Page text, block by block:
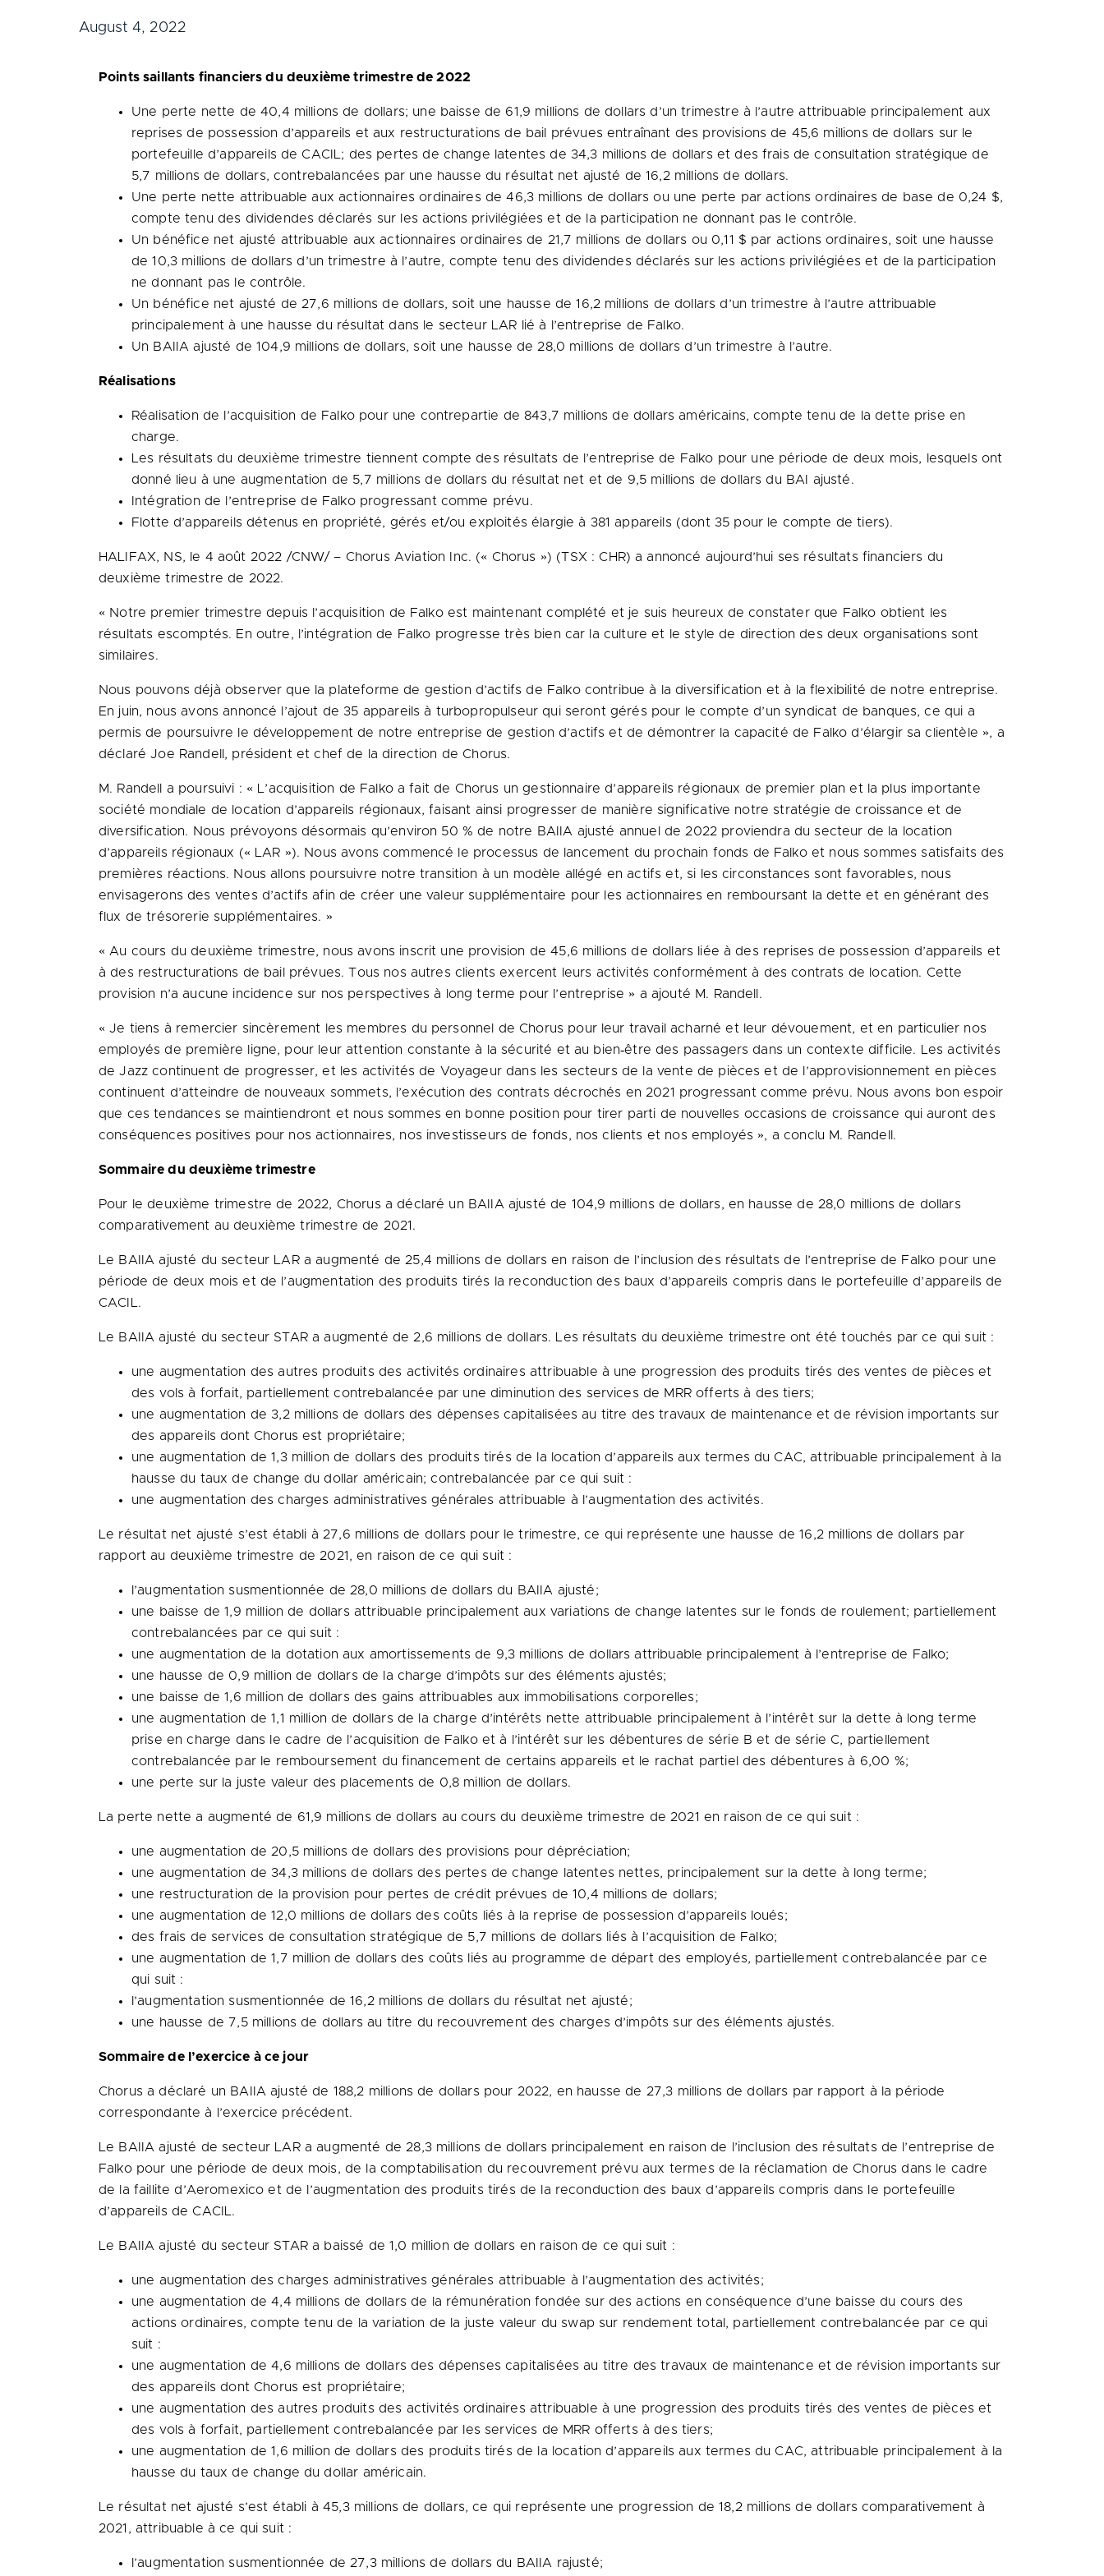
August 4, 2022
Points saillants financiers du deuxième trimestre de 2022
Une perte nette de 40,4 millions de dollars; une baisse de 61,9 millions de dollars d’un trimestre à l’autre attribuable principalement aux
reprises de possession d’appareils et aux restructurations de bail prévues entraînant des provisions de 45,6 millions de dollars sur le
portefeuille d’appareils de CACIL; des pertes de change latentes de 34,3 millions de dollars et des frais de consultation stratégique de
5,7 millions de dollars, contrebalancées par une hausse du résultat net ajusté de 16,2 millions de dollars.
Une perte nette attribuable aux actionnaires ordinaires de 46,3 millions de dollars ou une perte par actions ordinaires de base de 0,24 $,
compte tenu des dividendes déclarés sur les actions privilégiées et de la participation ne donnant pas le contrôle.
Un bénéfice net ajusté attribuable aux actionnaires ordinaires de 21,7 millions de dollars ou 0,11 $ par actions ordinaires, soit une hausse
de 10,3 millions de dollars d’un trimestre à l’autre, compte tenu des dividendes déclarés sur les actions privilégiées et de la participation
ne donnant pas le contrôle.
Un bénéfice net ajusté de 27,6 millions de dollars, soit une hausse de 16,2 millions de dollars d’un trimestre à l’autre attribuable
principalement à une hausse du résultat dans le secteur LAR lié à l’entreprise de Falko.
Un BAIIA ajusté de 104,9 millions de dollars, soit une hausse de 28,0 millions de dollars d’un trimestre à l’autre.
Réalisations
Réalisation de l’acquisition de Falko pour une contrepartie de 843,7 millions de dollars américains, compte tenu de la dette prise en
charge.
Les résultats du deuxième trimestre tiennent compte des résultats de l’entreprise de Falko pour une période de deux mois, lesquels ont
donné lieu à une augmentation de 5,7 millions de dollars du résultat net et de 9,5 millions de dollars du BAI ajusté.
Intégration de l’entreprise de Falko progressant comme prévu.
Flotte d’appareils détenus en propriété, gérés et/ou exploités élargie à 381 appareils (dont 35 pour le compte de tiers).
HALIFAX, NS, le 4 août 2022 /CNW/ – Chorus Aviation Inc. (« Chorus ») (TSX : CHR) a annoncé aujourd’hui ses résultats financiers du
deuxième trimestre de 2022.
« Notre premier trimestre depuis l’acquisition de Falko est maintenant complété et je suis heureux de constater que Falko obtient les
résultats escomptés. En outre, l’intégration de Falko progresse très bien car la culture et le style de direction des deux organisations sont
similaires.
Nous pouvons déjà observer que la plateforme de gestion d’actifs de Falko contribue à la diversification et à la flexibilité de notre entreprise.
En juin, nous avons annoncé l’ajout de 35 appareils à turbopropulseur qui seront gérés pour le compte d’un syndicat de banques, ce qui a
permis de poursuivre le développement de notre entreprise de gestion d’actifs et de démontrer la capacité de Falko d’élargir sa clientèle », a
déclaré Joe Randell, président et chef de la direction de Chorus.
M. Randell a poursuivi : « L’acquisition de Falko a fait de Chorus un gestionnaire d’appareils régionaux de premier plan et la plus importante
société mondiale de location d’appareils régionaux, faisant ainsi progresser de manière significative notre stratégie de croissance et de
diversification. Nous prévoyons désormais qu’environ 50 % de notre BAIIA ajusté annuel de 2022 proviendra du secteur de la location
d’appareils régionaux (« LAR »). Nous avons commencé le processus de lancement du prochain fonds de Falko et nous sommes satisfaits des
premières réactions. Nous allons poursuivre notre transition à un modèle allégé en actifs et, si les circonstances sont favorables, nous
envisagerons des ventes d’actifs afin de créer une valeur supplémentaire pour les actionnaires en remboursant la dette et en générant des
flux de trésorerie supplémentaires. »
« Au cours du deuxième trimestre, nous avons inscrit une provision de 45,6 millions de dollars liée à des reprises de possession d’appareils et
à des restructurations de bail prévues. Tous nos autres clients exercent leurs activités conformément à des contrats de location. Cette
provision n’a aucune incidence sur nos perspectives à long terme pour l’entreprise » a ajouté M. Randell.
« Je tiens à remercier sincèrement les membres du personnel de Chorus pour leur travail acharné et leur dévouement, et en particulier nos
employés de première ligne, pour leur attention constante à la sécurité et au bien‑être des passagers dans un contexte difficile. Les activités
de Jazz continuent de progresser, et les activités de Voyageur dans les secteurs de la vente de pièces et de l’approvisionnement en pièces
continuent d’atteindre de nouveaux sommets, l’exécution des contrats décrochés en 2021 progressant comme prévu. Nous avons bon espoir
que ces tendances se maintiendront et nous sommes en bonne position pour tirer parti de nouvelles occasions de croissance qui auront des
conséquences positives pour nos actionnaires, nos investisseurs de fonds, nos clients et nos employés », a conclu M. Randell.
Sommaire du deuxième trimestre
Pour le deuxième trimestre de 2022, Chorus a déclaré un BAIIA ajusté de 104,9 millions de dollars, en hausse de 28,0 millions de dollars
comparativement au deuxième trimestre de 2021.
Le BAIIA ajusté du secteur LAR a augmenté de 25,4 millions de dollars en raison de l’inclusion des résultats de l’entreprise de Falko pour une
période de deux mois et de l’augmentation des produits tirés la reconduction des baux d’appareils compris dans le portefeuille d’appareils de
CACIL.
Le BAIIA ajusté du secteur STAR a augmenté de 2,6 millions de dollars. Les résultats du deuxième trimestre ont été touchés par ce qui suit :
une augmentation des autres produits des activités ordinaires attribuable à une progression des produits tirés des ventes de pièces et
des vols à forfait, partiellement contrebalancée par une diminution des services de MRR offerts à des tiers;
une augmentation de 3,2 millions de dollars des dépenses capitalisées au titre des travaux de maintenance et de révision importants sur
des appareils dont Chorus est propriétaire;
une augmentation de 1,3 million de dollars des produits tirés de la location d’appareils aux termes du CAC, attribuable principalement à la
hausse du taux de change du dollar américain; contrebalancée par ce qui suit :
une augmentation des charges administratives générales attribuable à l’augmentation des activités.
Le résultat net ajusté s’est établi à 27,6 millions de dollars pour le trimestre, ce qui représente une hausse de 16,2 millions de dollars par
rapport au deuxième trimestre de 2021, en raison de ce qui suit :
l’augmentation susmentionnée de 28,0 millions de dollars du BAIIA ajusté;
une baisse de 1,9 million de dollars attribuable principalement aux variations de change latentes sur le fonds de roulement; partiellement
contrebalancées par ce qui suit :
une augmentation de la dotation aux amortissements de 9,3 millions de dollars attribuable principalement à l’entreprise de Falko;
une hausse de 0,9 million de dollars de la charge d’impôts sur des éléments ajustés;
une baisse de 1,6 million de dollars des gains attribuables aux immobilisations corporelles;
une augmentation de 1,1 million de dollars de la charge d’intérêts nette attribuable principalement à l’intérêt sur la dette à long terme
prise en charge dans le cadre de l’acquisition de Falko et à l’intérêt sur les débentures de série B et de série C, partiellement
contrebalancée par le remboursement du financement de certains appareils et le rachat partiel des débentures à 6,00 %;
une perte sur la juste valeur des placements de 0,8 million de dollars.
La perte nette a augmenté de 61,9 millions de dollars au cours du deuxième trimestre de 2021 en raison de ce qui suit :
une augmentation de 20,5 millions de dollars des provisions pour dépréciation;
une augmentation de 34,3 millions de dollars des pertes de change latentes nettes, principalement sur la dette à long terme;
une restructuration de la provision pour pertes de crédit prévues de 10,4 millions de dollars;
une augmentation de 12,0 millions de dollars des coûts liés à la reprise de possession d’appareils loués;
des frais de services de consultation stratégique de 5,7 millions de dollars liés à l’acquisition de Falko;
une augmentation de 1,7 million de dollars des coûts liés au programme de départ des employés, partiellement contrebalancée par ce
qui suit :
l’augmentation susmentionnée de 16,2 millions de dollars du résultat net ajusté;
une hausse de 7,5 millions de dollars au titre du recouvrement des charges d’impôts sur des éléments ajustés.
Sommaire de l’exercice à ce jour
Chorus a déclaré un BAIIA ajusté de 188,2 millions de dollars pour 2022, en hausse de 27,3 millions de dollars par rapport à la période
correspondante à l’exercice précédent.
Le BAIIA ajusté de secteur LAR a augmenté de 28,3 millions de dollars principalement en raison de l’inclusion des résultats de l’entreprise de
Falko pour une période de deux mois, de la comptabilisation du recouvrement prévu aux termes de la réclamation de Chorus dans le cadre
de la faillite d’Aeromexico et de l’augmentation des produits tirés de la reconduction des baux d’appareils compris dans le portefeuille
d’appareils de CACIL.
Le BAIIA ajusté du secteur STAR a baissé de 1,0 million de dollars en raison de ce qui suit :
une augmentation des charges administratives générales attribuable à l’augmentation des activités;
une augmentation de 4,4 millions de dollars de la rémunération fondée sur des actions en conséquence d’une baisse du cours des
actions ordinaires, compte tenu de la variation de la juste valeur du swap sur rendement total, partiellement contrebalancée par ce qui
suit :
une augmentation de 4,6 millions de dollars des dépenses capitalisées au titre des travaux de maintenance et de révision importants sur
des appareils dont Chorus est propriétaire;
une augmentation des autres produits des activités ordinaires attribuable à une progression des produits tirés des ventes de pièces et
des vols à forfait, partiellement contrebalancée par les services de MRR offerts à des tiers;
une augmentation de 1,6 million de dollars des produits tirés de la location d’appareils aux termes du CAC, attribuable principalement à la
hausse du taux de change du dollar américain.
Le résultat net ajusté s’est établi à 45,3 millions de dollars, ce qui représente une progression de 18,2 millions de dollars comparativement à
2021, attribuable à ce qui suit :
l’augmentation susmentionnée de 27,3 millions de dollars du BAIIA rajusté;